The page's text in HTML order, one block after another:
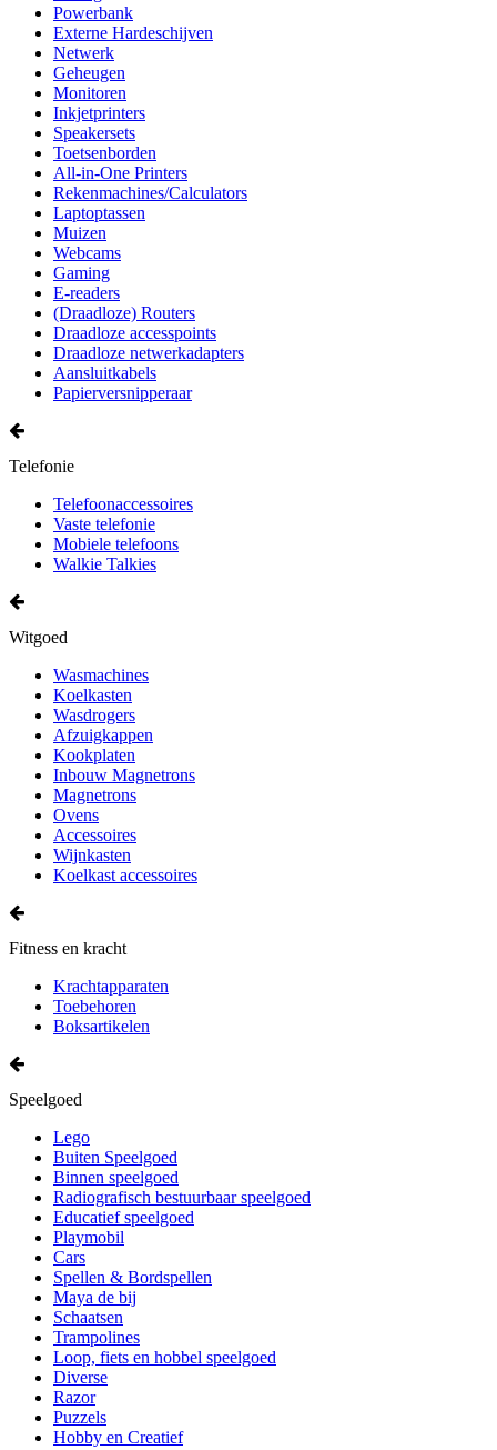
Powerbank
Externe Hardeschijven
Netwerk
Geheugen
Monitoren
Inkjetprinters
Speakersets
Toetsenborden
All-in-One Printers
Rekenmachines/Calculators
Laptoptassen
Muizen
Webcams
Gaming
E-readers
(Draadloze) Routers
Draadloze accesspoints
Draadloze netwerkadapters
Aansluitkabels
Papierversnipperaar
Telefonie
Telefoonaccessoires
Vaste telefonie
Mobiele telefoons
Walkie Talkies
Witgoed
Wasmachines
Koelkasten
Wasdrogers
Afzuigkappen
Kookplaten
Inbouw Magnetrons
Magnetrons
Ovens
Accessoires
Wijnkasten
Koelkast accessoires
Fitness en kracht
Krachtapparaten
Toebehoren
Boksartikelen
Speelgoed
Lego
Buiten Speelgoed
Binnen speelgoed
Radiografisch bestuurbaar speelgoed
Educatief speelgoed
Playmobil
Cars
Spellen & Bordspellen
Maya de bij
Schaatsen
Trampolines
Loop, fiets en hobbel speelgoed
Diverse
Razor
Puzzels
Hobby en Creatief